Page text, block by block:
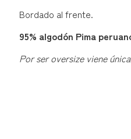
Bordado al frente.
95% algodón Pima
Por ser oversize viene